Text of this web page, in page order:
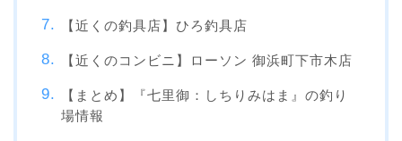
【近くの釣具店】ひろ釣具店
【近くのコンビニ】ローソン 御浜町下市木店
【まとめ】『七里御：しちりみはま』の釣り
場情報